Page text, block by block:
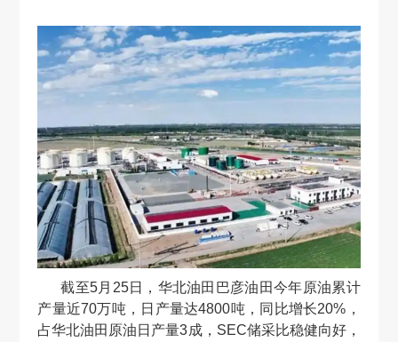
截至5月25日，华北油田巴彦油田今年原油累计
产量近70万吨，日产量达4800吨，同比增长20%，
占华北油田原油日产量3成，SEC储采比稳健向好，